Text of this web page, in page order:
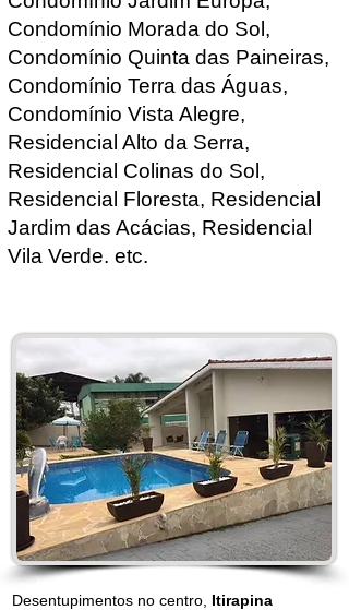
Condomínio Morada do Sol,
Condomínio Quinta das Paineiras,
Condomínio Terra das Águas,
Condomínio Vista Alegre,
Residencial Alto da Serra,
Residencial Colinas do Sol,
Residencial Floresta, Residencial
Jardim das Acácias, Residencial
Vila Verde. etc.
Desentupimentos no centro, Itirapina